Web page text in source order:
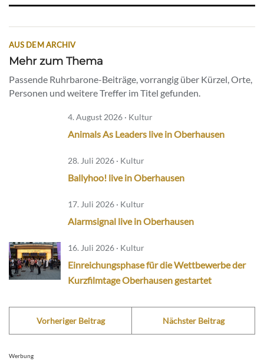
AUS DEM ARCHIV
Mehr zum Thema
Passende Ruhrbarone-Beiträge, vorrangig über Kürzel, Orte,
Personen und weitere Treffer im Titel gefunden.
4. August 2026 · Kultur
Animals As Leaders live in Oberhausen
28. Juli 2026 · Kultur
Ballyhoo! live in Oberhausen
17. Juli 2026 · Kultur
Alarmsignal live in Oberhausen
16. Juli 2026 · Kultur
Einreichungsphase für die Wettbewerbe der
Kurzfilmtage Oberhausen gestartet
Vorheriger Beitrag Nächster Beitrag
Werbung